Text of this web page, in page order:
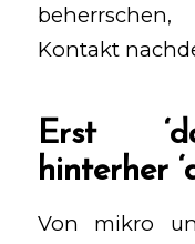
Kontakt
Erst
hinterher
Von mikro